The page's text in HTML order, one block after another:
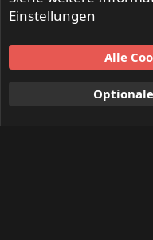
Einstellungen
Alle